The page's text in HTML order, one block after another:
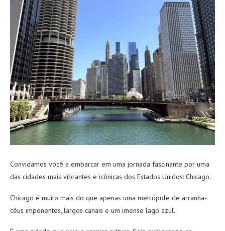
Convidamos você a embarcar em uma jornada fascinante por uma
das cidades mais vibrantes e icônicas dos Estados Unidos: Chicago.
Chicago é muito mais do que apenas uma metrópole de arranha-
céus imponentes, largos canais e um imenso lago azul.